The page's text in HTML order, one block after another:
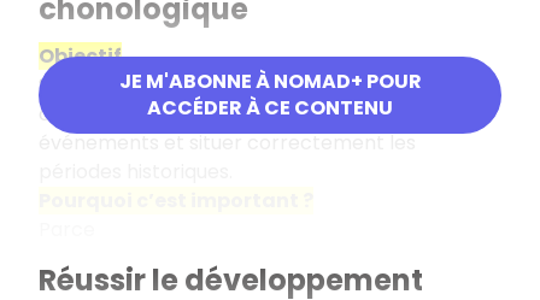
JE M'ABONNE À NOMAD+ POUR
ACCÉDER À CE CONTENU
chonologique
Objectif
Savoir construire, lire et utiliser une frise
chronologique pour comprendre l'ordre des
événements et situer correctement les
Réussir le développement